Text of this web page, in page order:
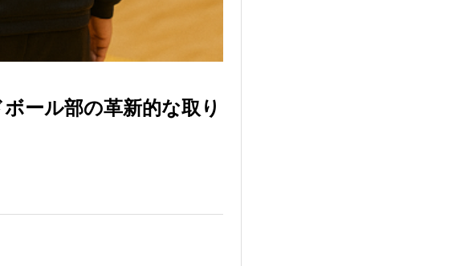
ール部の革新的な取り